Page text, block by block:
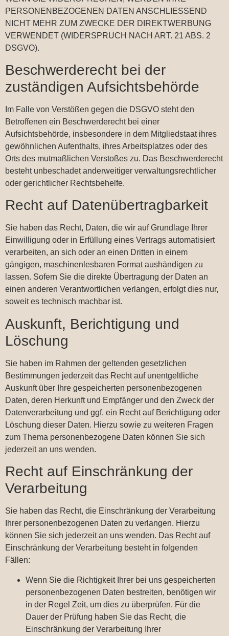
PERSONENBEZOGENEN DATEN ANSCHLIESSEND
NICHT MEHR ZUM ZWECKE DER DIREKTWERBUNG
VERWENDET (WIDERSPRUCH NACH ART. 21 ABS. 2
DSGVO).
Beschwerde­recht bei der
zuständigen Aufsichts­behörde
Im Falle von Verstößen gegen die DSGVO steht den
Betroffenen ein Beschwerderecht bei einer
Aufsichtsbehörde, insbesondere in dem Mitgliedstaat ihres
gewöhnlichen Aufenthalts, ihres Arbeitsplatzes oder des
Orts des mutmaßlichen Verstoßes zu. Das Beschwerderecht
besteht unbeschadet anderweitiger verwaltungsrechtlicher
oder gerichtlicher Rechtsbehelfe.
Recht auf Daten­übertrag­barkeit
Sie haben das Recht, Daten, die wir auf Grundlage Ihrer
Einwilligung oder in Erfüllung eines Vertrags automatisiert
verarbeiten, an sich oder an einen Dritten in einem
gängigen, maschinenlesbaren Format aushändigen zu
lassen. Sofern Sie die direkte Übertragung der Daten an
einen anderen Verantwortlichen verlangen, erfolgt dies nur,
soweit es technisch machbar ist.
Auskunft, Berichtigung und
Löschung
Sie haben im Rahmen der geltenden gesetzlichen
Bestimmungen jederzeit das Recht auf unentgeltliche
Auskunft über Ihre gespeicherten personenbezogenen
Daten, deren Herkunft und Empfänger und den Zweck der
Datenverarbeitung und ggf. ein Recht auf Berichtigung oder
Löschung dieser Daten. Hierzu sowie zu weiteren Fragen
zum Thema personenbezogene Daten können Sie sich
jederzeit an uns wenden.
Recht auf Einschränkung der
Verarbeitung
Sie haben das Recht, die Einschränkung der Verarbeitung
Ihrer personenbezogenen Daten zu verlangen. Hierzu
können Sie sich jederzeit an uns wenden. Das Recht auf
Einschränkung der Verarbeitung besteht in folgenden
Fällen:
Wenn Sie die Richtigkeit Ihrer bei uns gespeicherten
personenbezogenen Daten bestreiten, benötigen wir
in der Regel Zeit, um dies zu überprüfen. Für die
Dauer der Prüfung haben Sie das Recht, die
Einschränkung der Verarbeitung Ihrer